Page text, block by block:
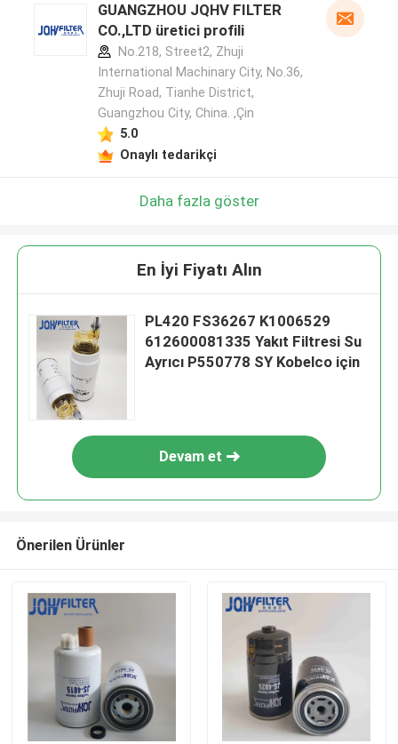
GUANGZHOU JQHV FILTER
CO.,LTD üretici profili
No.218, Street2, Zhuji
International Machinary City, No.36,
Zhuji Road, Tianhe District,
Guangzhou City, China. ,Çin
5.0
Onaylı tedarikçi
Daha fazla göster
En İyi Fiyatı Alın
PL420 FS36267 K1006529
612600081335 Yakıt Filtresi Su
Ayrıcı P550778 SY Kobelco için
Devam et
Önerilen Ürünler